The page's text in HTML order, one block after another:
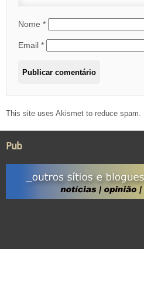
Nome *
Email *
This site uses Akismet to reduce spam.
Pub